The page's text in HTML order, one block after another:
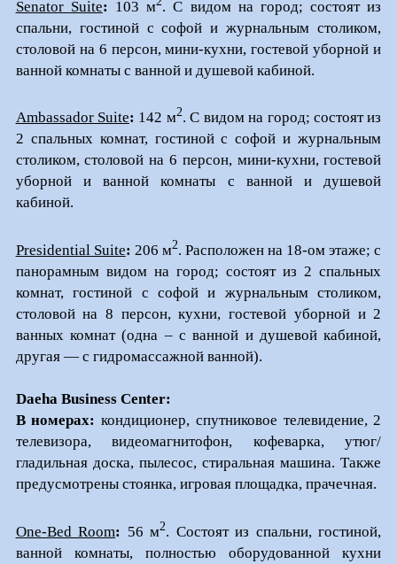
Senator Suite: 103 м . С видом на город; состоят из
спальни, гостиной с софой и журнальным столиком,
столовой на 6 персон, мини-кухни, гостевой уборной и
ванной комнаты с ванной и душевой кабиной.
Ambassador Suite: 142 м2. С видом на город; состоят из
2 спальных комнат, гостиной с софой и журнальным
столиком, столовой на 6 персон, мини-кухни, гостевой
уборной и ванной комнаты с ванной и душевой
кабиной.
Presidential Suite: 206 м2. Расположен на 18-ом этаже; с
панорамным видом на город; состоят из 2 спальных
комнат, гостиной с софой и журнальным столиком,
столовой на 8 персон, кухни, гостевой уборной и 2
ванных комнат (одна – с ванной и душевой кабиной,
другая — с гидромассажной ванной).
Daeha Business Center:
В номерах:кондиционер, спутниковое телевидение, 2
телевизора, видеомагнитофон, кофеварка, утюг/
гладильная доска, пылесос, стиральная машина. Также
предусмотрены стоянка, игровая площадка, прачечная.
One-Bed Room: 56 м2. Состоят из спальни, гостиной,
ванной комнаты, полностью оборудованной кухни